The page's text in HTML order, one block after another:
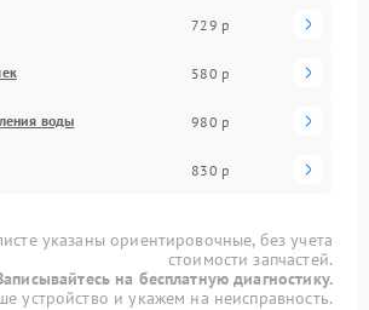
729 р
580 р
воды 980 р
830 р
указаны ориентировочные, без учета
стоимости запчастей.
на бесплатную диагностику.
устройство и укажем на неисправность.